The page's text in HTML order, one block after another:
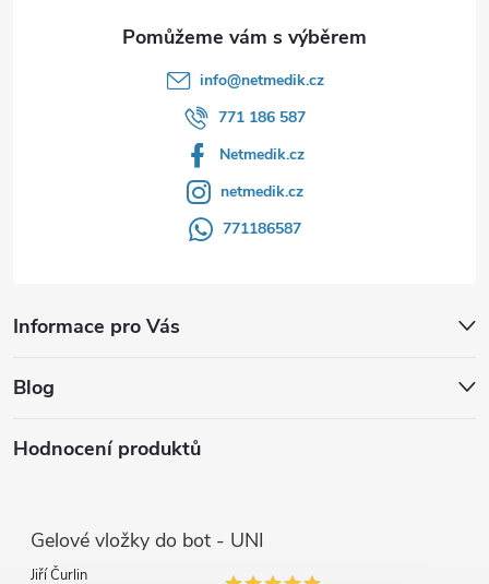
Informace pro Vás
info@netmedik.cz
771 186 587
Netmedik.cz
netmedik.cz
771186587
Blog
Hodnocení produktů
Gelové vložky do bot - UNI
Jiří Čurlin